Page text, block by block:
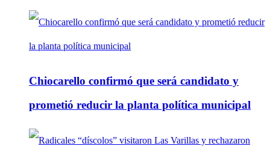
Chiocarello confirmó que será candidato y
prometió reducir la planta política municipal